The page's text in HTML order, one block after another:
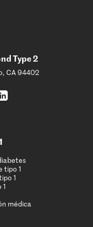
Type 2
CA 94402
tipo 1
1
médica